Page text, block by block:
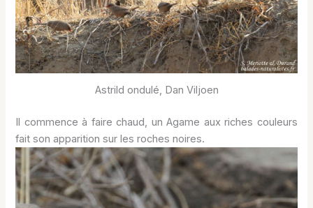
Astrild ondulé, Dan Viljoen
Il commence à faire chaud, un Agame aux riches couleurs
fait son apparition sur les roches noires.